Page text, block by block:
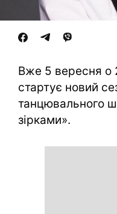
Вже 5 вересня о
стартує новий
танцювального
зірками».